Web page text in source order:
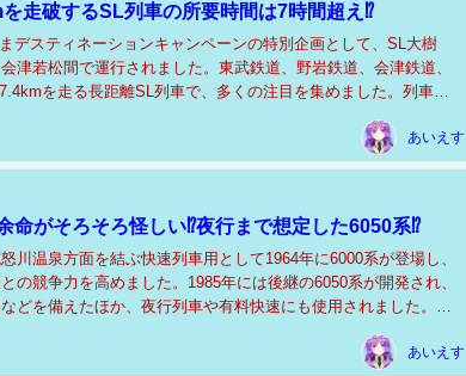
走破するSL列車の所要時間は7時間超え⁉
デスティネーションキャンペーンの特別企画として、SL大樹
津若松間で運行されました。東武鉄道、野岩鉄道、会津鉄道、
を走る長距離SL列車で、多くの注目を集めました。列車は
あいえす
命がそろそろ怪しい⁉夜行まで想定した6050系⁉
川温泉方面を結ぶ快速列車用として1964年に6000系が登場し、
の競争力を高めました。1985年には後継の6050系が開発され、
どを備えたほか、夜行列車や有料快速にも使用されました。そ
あいえす